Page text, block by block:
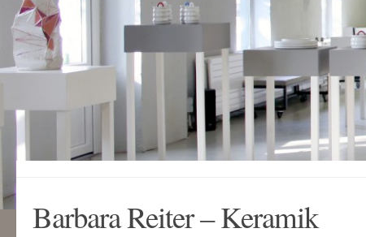
Barbara Reiter – Keramik